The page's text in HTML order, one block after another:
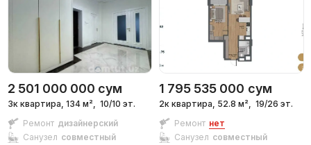
2 501 000 000 сум
3к квартира, 134 м², 10/10 эт.
Ремонт дизайнерский
Санузел совместный
1 795 535 000 сум
2к квартира, 52.8 м², 19/26 эт.
Ремонт нет
Санузел совместный